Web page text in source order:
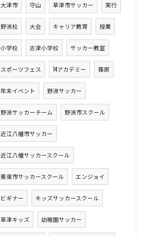
大津市 守山 草津市サッカー 実行
野洲校 大会 キャリア教育 授業
小学校 志津小学校 サッカー教室
スポーツフェス 14アカデミー 篠原
年末イベント 野洲サッカー
野洲サッカーチーム 野洲市スクール
近江八幡市サッカー
近江八幡サッカースクール
栗東市サッカースクール エンジョイ
ビギナー キッズサッカースクール
草津キッズ 幼稚園サッカー